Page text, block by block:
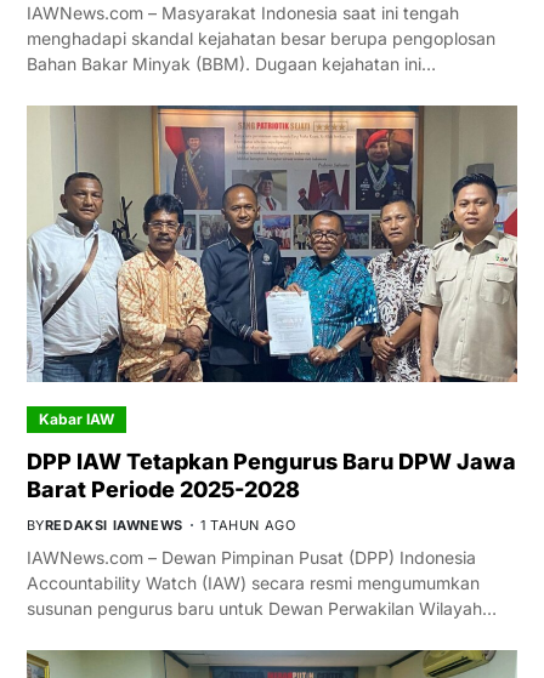
IAWNews.com – Masyarakat Indonesia saat ini tengah
menghadapi skandal kejahatan besar berupa pengoplosan
Bahan Bakar Minyak (BBM). Dugaan kejahatan ini…
Kabar IAW
DPP IAW Tetapkan Pengurus Baru DPW Jawa
Barat Periode 2025-2028
BYREDAKSI IAWNEWS 1 TAHUN AGO
IAWNews.com – Dewan Pimpinan Pusat (DPP) Indonesia
Accountability Watch (IAW) secara resmi mengumumkan
susunan pengurus baru untuk Dewan Perwakilan Wilayah…